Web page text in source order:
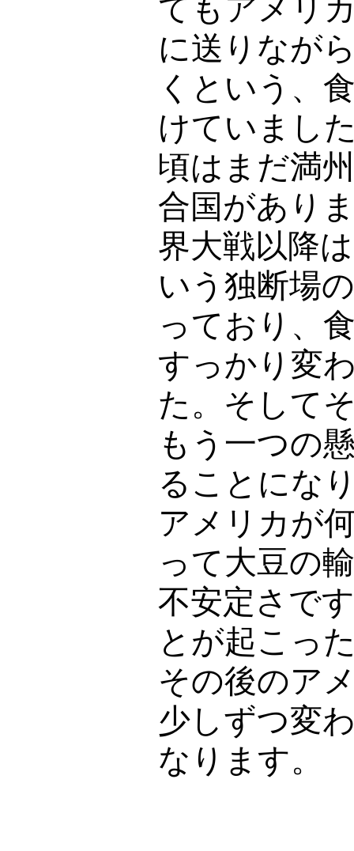
てもアメリ
に送りなが
くという、
けていまし
頃はまだ満
合国があり
界大戦以降
いう独断場
っており、
すっかり変
た。そして
もう一つの
ることにな
アメリカが
って大豆の
不安定さで
とが起こっ
その後のア
少しずつ変
なります。